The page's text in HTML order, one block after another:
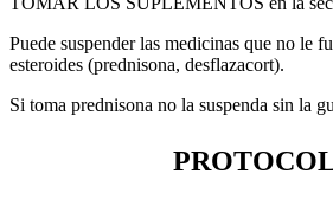
Puede suspender las medicinas que no le
esteroides (prednisona, desflazacort).
Si toma prednisona no la suspenda sin la